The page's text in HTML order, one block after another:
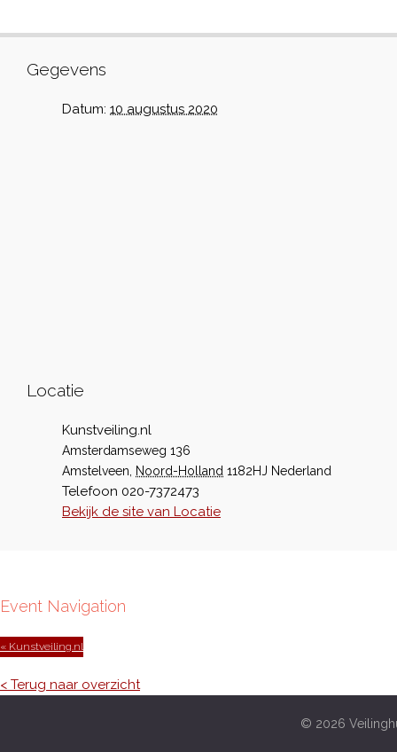
Gegevens
Datum: 10 augustus 2020
Locatie
Kunstveiling.nl
Amsterdamseweg 136
Amstelveen
Noord-Holland 1182HJ Nederland
Telefoon 020-7372473
Bekijk de site van Locatie
Event Navigation
« Kunstveiling.nl
< Terug naar overzicht
© 2026